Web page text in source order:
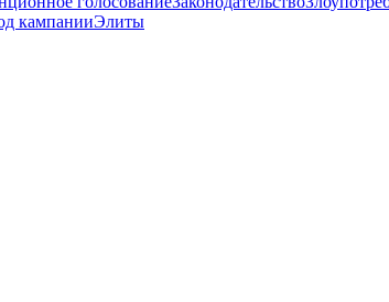
кампанииЭлиты